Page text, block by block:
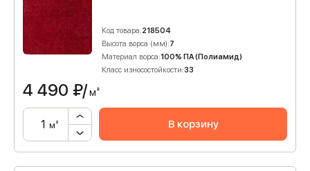
Код товара:218504
Высота ворса (мм):7
Материал ворса:100% ПА (Полиамид)
Класс износостойкости:33
4 490 ₽/м²
м² В корзину